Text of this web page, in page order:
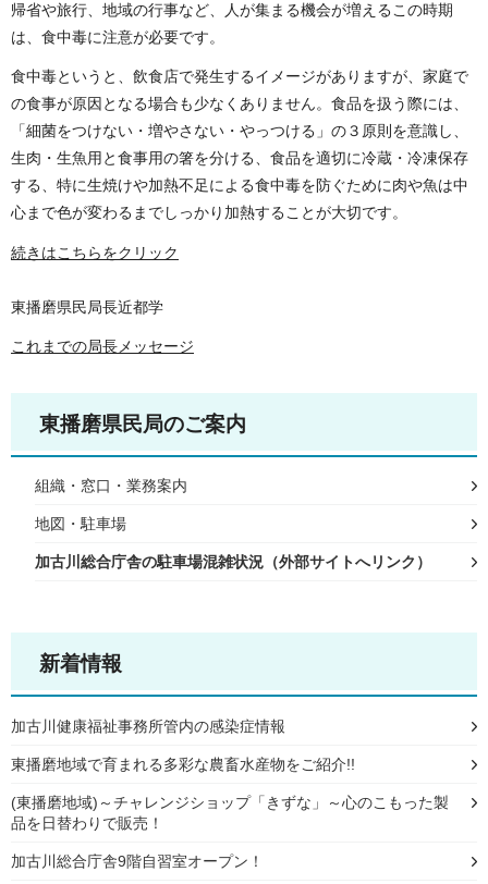
帰省や旅行、地域の行事など、人が集まる機会が増えるこの時期
は、食中毒に注意が必要です。
食中毒というと、飲食店で発生するイメージがありますが、家庭で
の食事が原因となる場合も少なくありません。食品を扱う際には、
「細菌をつけない・増やさない・やっつける」の３原則を意識し、
生肉・生魚用と食事用の箸を分ける、食品を適切に冷蔵・冷凍保存
する、特に生焼けや加熱不足による食中毒を防ぐために肉や魚は中
心まで色が変わるまでしっかり加熱することが大切です。
続きはこちらをクリック
東播磨県民局長近都学
これまでの局長メッセージ
東播磨県民局のご案内
組織・窓口・業務案内
地図・駐車場
加古川総合庁舎の駐車場混雑状況（外部サイトへリンク）
新着情報
加古川健康福祉事務所管内の感染症情報
東播磨地域で育まれる多彩な農畜水産物をご紹介!!
(東播磨地域)～チャレンジショップ「きずな」～心のこもった製
品を日替わりで販売！
加古川総合庁舎9階自習室オープン！